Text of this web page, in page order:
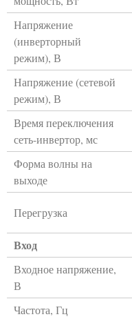
Напряжение
(инверторный
режим), В
Напряжение (сетевой
режим), В
Время переключения
сеть-инвертор, мс
Форма волны на
выходе
Перегрузка
Вход
Входное напряжение,
В
Частота, Гц